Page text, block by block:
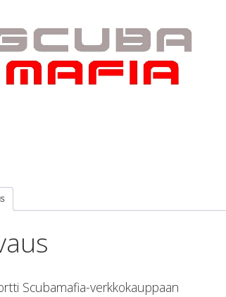
Scubamafia-verkkokauppaan